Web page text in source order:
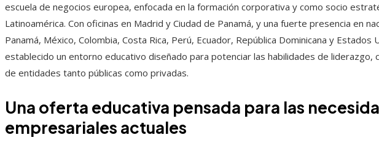
escuela de negocios europea, enfocada en la formación corporativa y como socio
Latinoamérica. Con oficinas en Madrid y Ciudad de Panamá, y una fuerte presencia en
Panamá, México, Colombia, Costa Rica, Perú, Ecuador, República Dominicana y Estados
establecido un entorno educativo diseñado para potenciar las habilidades de liderazgo,
de entidades tanto públicas como privadas.
Una oferta educativa pensada para las
empresariales actuales